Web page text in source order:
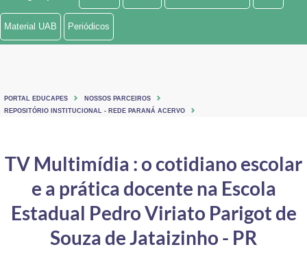
Ministério de Minas e Energia
Ministério do Turismo
Controladoria-Geral da União
Ministério da Mulher, da Família e dos Direitos Humanos
Secretaria-Geral
Material UAB Periódicos
PORTAL EDUCAPES
NOSSOS PARCEIROS
REPOSITÓRIO INSTITUCIONAL - REDE PARANÁ ACERVO
TV Multimídia : o cotidiano escolar
e a prática docente na Escola
Estadual Pedro Viriato Parigot de
Souza de Jataizinho - PR